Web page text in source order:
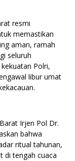
resmi
memastikan
aman, ramah
seluruh
Polri,
libur umat
Irjen Pol Dr.
bahwa
ritual tahunan,
di tengah cuaca